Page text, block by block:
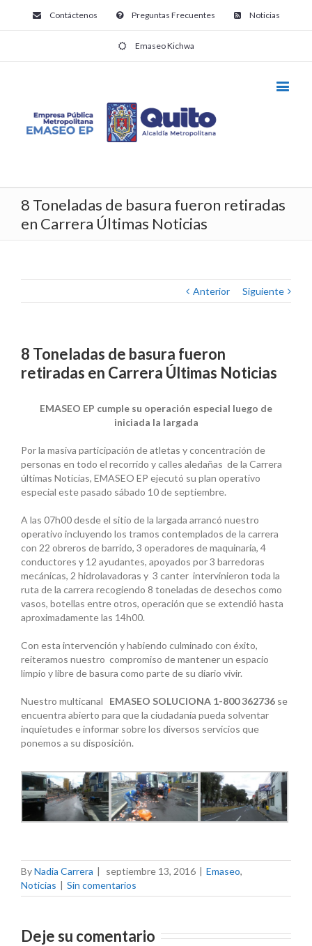
Contáctenos Preguntas Frecuentes Noticias
Emaseo Kichwa
8 Toneladas de basura fueron retiradas
en Carrera Últimas Noticias
Anterior Siguiente
8 Toneladas de basura fueron
retiradas en Carrera Últimas Noticias
EMASEO EP cumple su operación especial luego de
iniciada la largada
Por la masiva participación de atletas y concentración de
personas en todo el recorrido y calles aledañas de la Carrera
últimas Noticias, EMASEO EP ejecutó su plan operativo
especial este pasado sábado 10 de septiembre.
A las 07h00 desde el sitio de la largada arrancó nuestro
operativo incluyendo los tramos contemplados de la carrera
con 22 obreros de barrido, 3 operadores de maquinaria, 4
conductores y 12 ayudantes, apoyados por 3 barredoras
mecánicas, 2 hidrolavadoras y 3 canter intervinieron toda la
ruta de la carrera recogiendo 8 toneladas de desechos como
vasos, botellas entre otros, operación que se extendió hasta
aproximadamente las 14h00.
Con esta intervención y habiendo culminado con éxito,
reiteramos nuestro compromiso de mantener un espacio
limpio y libre de basura como parte de su diario vivir.
Nuestro multicanal EMASEO SOLUCIONA 1-800 362736 se
encuentra abierto para que la ciudadanía pueda solventar
inquietudes e informar sobre los diversos servicios que
ponemos a su disposición.
ByNadia Carrera | septiembre 13, 2016 | Emaseo,
Noticias | Sin comentarios
Deje su comentario